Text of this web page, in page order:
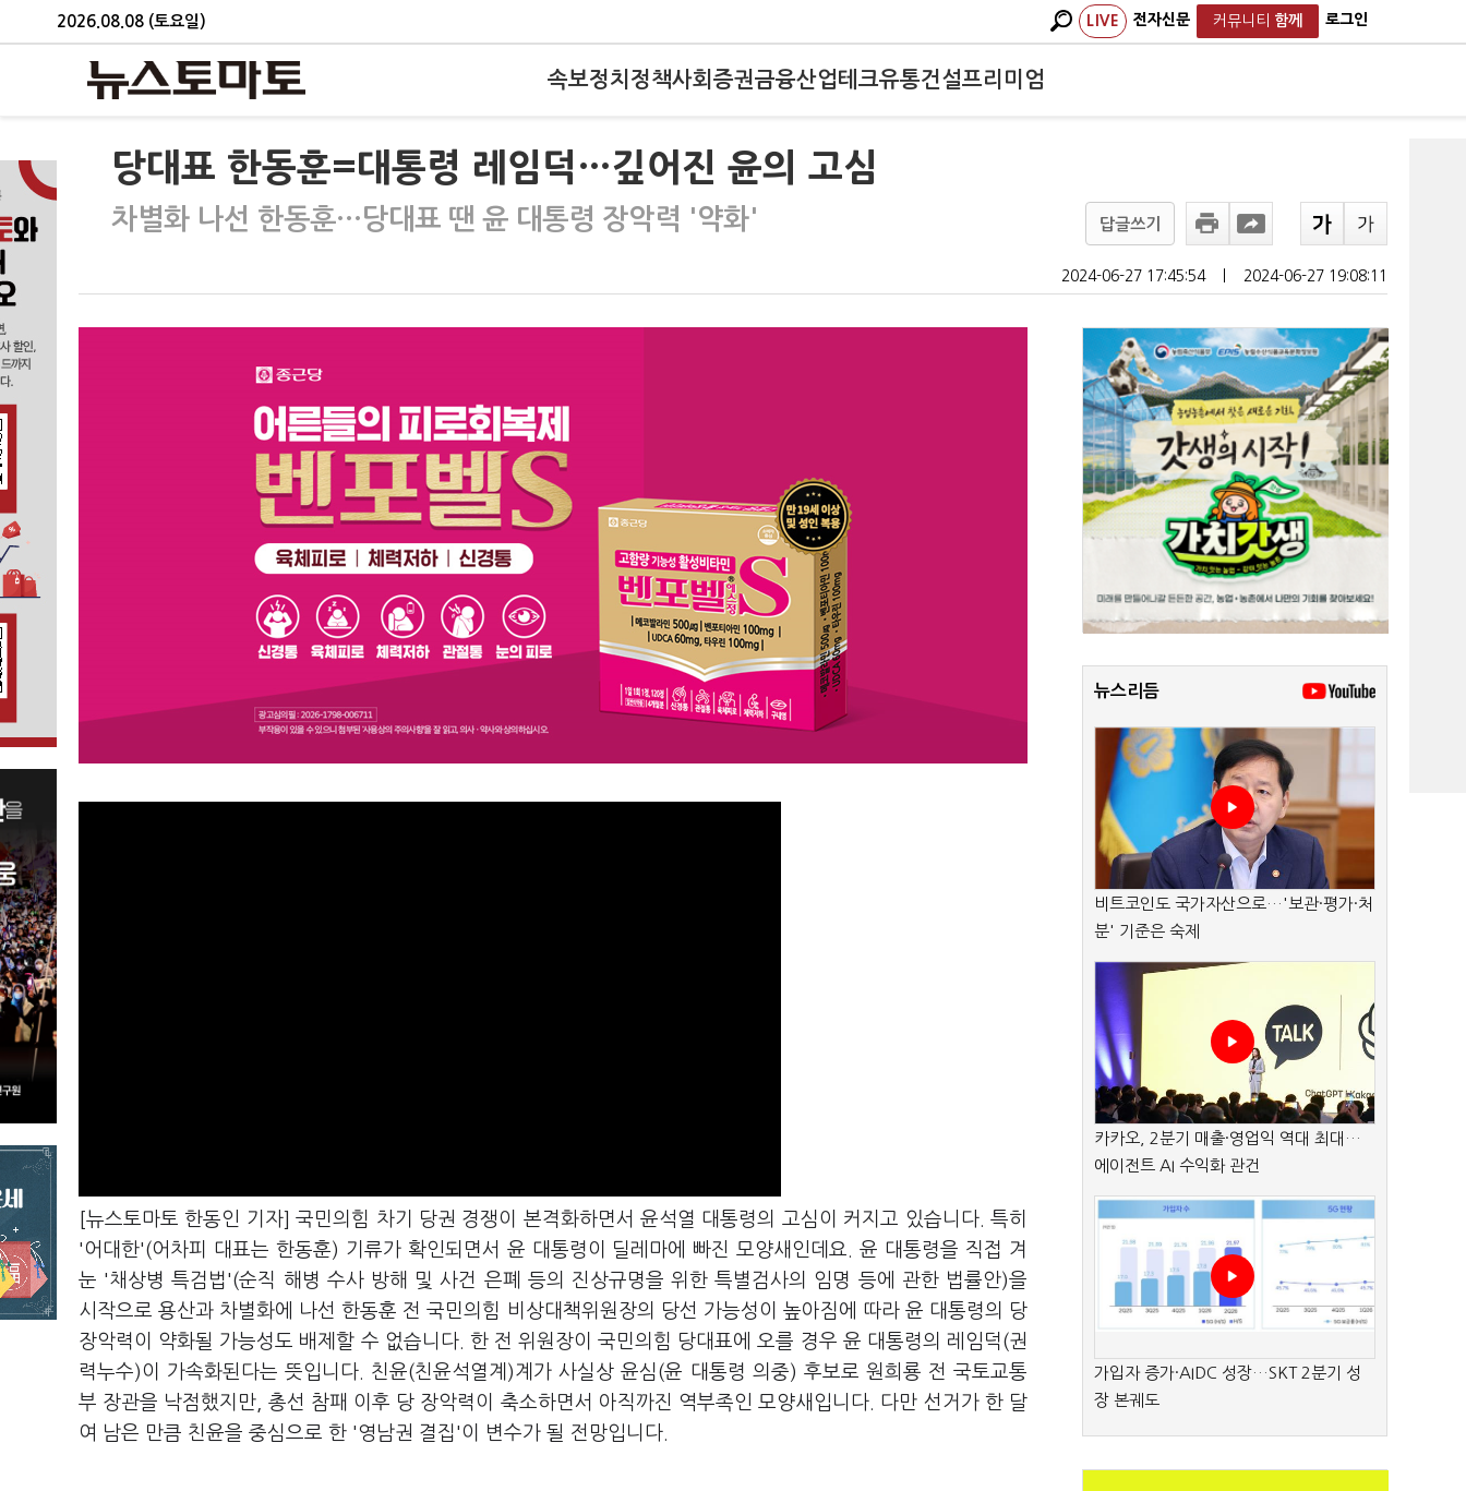
2026.08.08 (토요일) LIVE 전자신문 커뮤니티 함께 로그인
속보정치 정책사회 증권금융산업테크유통건설프리미엄
당대표 한동훈=대통령 레임덕…깊어진 윤의 고심
차별화 나선 한동훈…당대표 땐 윤 대통령 장악력 '약화' 답글쓰기
2024-06-27 17:45:54 2024-06-27 19:08:11
[뉴스토마토 한동인 기자] 국민의힘 차기 당권 경쟁이 본격화하면서 윤석열 대통령의 고심이 커지고 있습니다. 특히
'어대한'(어차피 대표는 한동훈) 기류가 확인되면서 윤 대통령이 딜레마에 빠진 모양새인데요. 윤 대통령을 직접 겨
눈 '채상병 특검법'(순직 해병 수사 방해 및 사건 은폐 등의 진상규명을 위한 특별검사의 임명 등에 관한 법률안)을
시작으로 용산과 차별화에 나선 한동훈 전 국민의힘 비상대책위원장의 당선 가능성이 높아짐에 따라 윤 대통령의 당
장악력이 약화될 가능성도 배제할 수 없습니다. 한 전 위원장이 국민의힘 당대표에 오를 경우 윤 대통령의 레임덕(권
력누수)이 가속화된다는 뜻입니다. 친윤(친윤석열계)계가 사실상 윤심(윤 대통령 의중) 후보로 원희룡 전 국토교통
부 장관을 낙점했지만, 총선 참패 이후 당 장악력이 축소하면서 아직까진 역부족인 모양새입니다. 다만 선거가 한 달
여 남은 만큼 친윤을 중심으로 한 '영남권 결집'이 변수가 될 전망입니다.
뉴스리듬
비트코인도 국가자산으로…'보관·평가·처
분' 기준은 숙제
카카오, 2분기 매출·영업익 역대 최대…
에이전트 AI 수익화 관건
가입자 증가·AIDC 성장…SKT 2분기 성
장 본궤도